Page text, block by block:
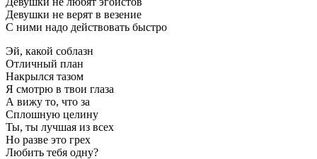
Девушки не верят в везение
С ними надо действовать быстро
Эй, какой соблазн
Отличный план
Накрылся тазом
Я смотрю в твои глаза
А вижу то, что за
Сплошную целину
Ты, ты лучшая из всех
Но разве это грех
Любить тебя одну?